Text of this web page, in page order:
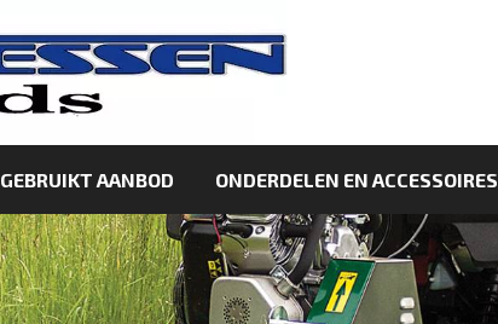
GEBRUIKT AANBOD ONDERDELEN EN ACCESSOIRES